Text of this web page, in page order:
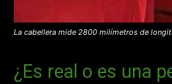
La cabellera mide 2800 milímetros de
¿Es real o es una